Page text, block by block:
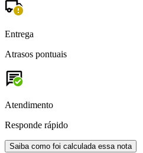
Entrega
Atrasos pontuais
Atendimento
Responde rápido
Saiba como foi calculada essa nota